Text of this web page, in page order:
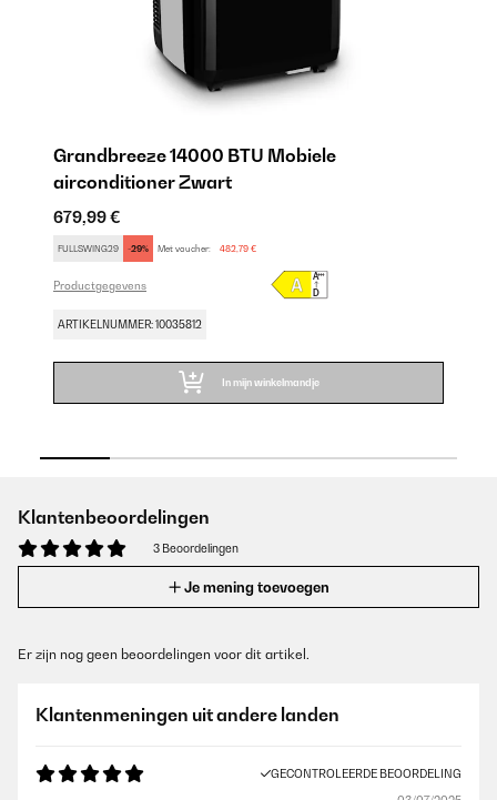
Grandbreeze 14000 BTU Mobiele
airconditioner Zwart
679,99 €
FULLSWING29 -29% Met voucher: 482,79 €
Productgegevens
ARTIKELNUMMER: 10035812
In mijn winkelmandje
Klantenbeoordelingen
3 Beoordelingen
Je mening toevoegen
Er zijn nog geen beoordelingen voor dit artikel.
Klantenmeningen uit andere landen
GECONTROLEERDE BEOORDELING